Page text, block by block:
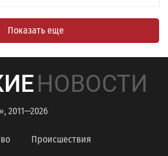
Показать еще
НОВОСТИ
2011—2026
Происшествия